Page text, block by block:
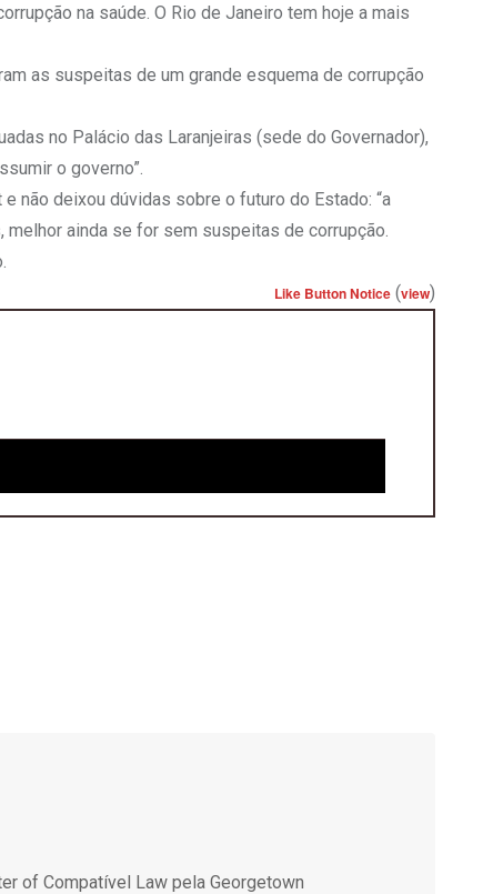
na saúde. O Rio de Janeiro tem hoje a mais
as suspeitas de um grande esquema de corrupção
no Palácio das Laranjeiras (sede do Governador),
o governo”.
não deixou dúvidas sobre o futuro do Estado: “a
ainda se for sem suspeitas de corrupção.
Like Button Notice (view)
of Compatível Law pela Georgetown